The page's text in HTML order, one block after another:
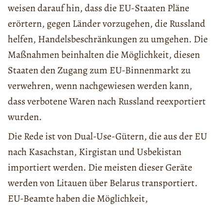
weisen darauf hin, dass die EU-Staaten Pläne
erörtern, gegen Länder vorzugehen, die Russland
helfen, Handelsbeschränkungen zu umgehen. Die
Maßnahmen beinhalten die Möglichkeit, diesen
Staaten den Zugang zum EU-Binnenmarkt zu
verwehren, wenn nachgewiesen werden kann,
dass verbotene Waren nach Russland reexportiert
wurden.
Die Rede ist von Dual-Use-Gütern, die aus der EU
nach Kasachstan, Kirgistan und Usbekistan
importiert werden. Die meisten dieser Geräte
werden von Litauen über Belarus transportiert.
EU-Beamte haben die Möglichkeit,